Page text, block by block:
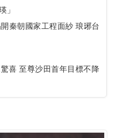
」
朝國家工程面紗 琅琊台
標不降